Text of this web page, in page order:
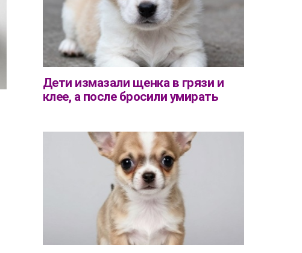
Дети измазали щенка в грязи и
клее, а после бросили умирать